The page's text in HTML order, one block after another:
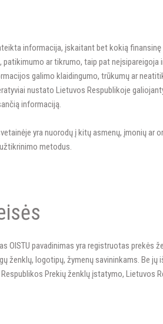
informacija, įskaitant bet kokią
ar tikrumo, taip pat
galimo klaidingumo, trūkumų ar
nustato Lietuvos Respublikoje
informaciją.
yra nuorodų į kitų asmenų, įmonių
metodus.
OISTU pavadinimas yra registruotas
ženklų, logotipų, žymenų savininkams. Be
Prekių ženklų įstatymo, Lietuvos